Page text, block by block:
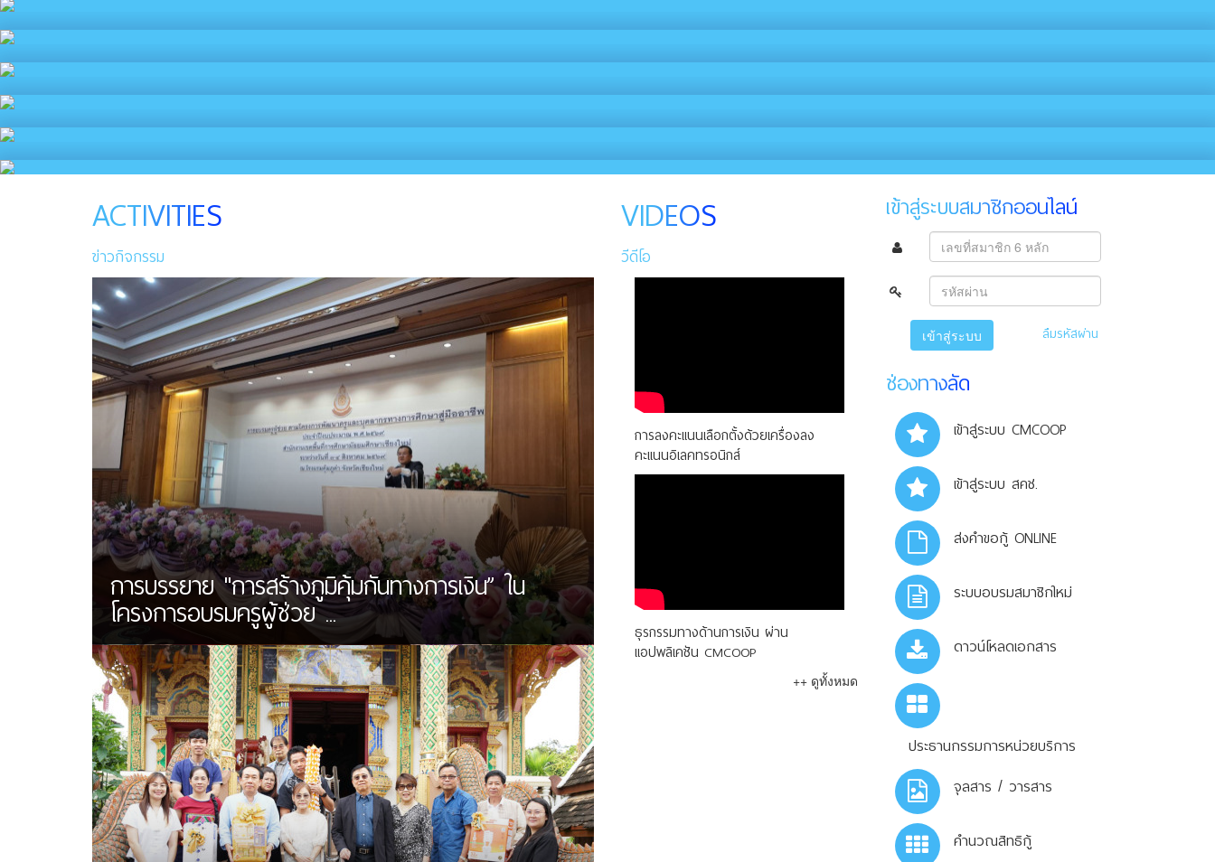
ACTIVITIES
ข่าวกิจกรรม
การบรรยาย "การสร้างภูมิคุ้มกันทางการเงิน” ใน
โครงการอบรมครูผู้ช่วย ...
VIDEOS
วีดีโอ
การลงคะแนนเลือกตั้งด้วยเครื่องลง
คะแนนอิเลคทรอนิกส์
ธุรกรรมทางด้านการเงิน ผ่าน
แอปพลิเคชัน CMCOOP
++ ดูทั้งหมด
เข้าสู่ระบบสมาชิกออนไลน์
เข้าสู่ระบบ ลืมรหัสผ่าน
ช่องทางลัด
เข้าสู่ระบบ CMCOOP
เข้าสู่ระบบ สคช.
ส่งคำขอกู้ ONLINE
ระบบอบรมสมาชิกใหม่
ดาวน์โหลดเอกสาร
ประธานกรรมการหน่วยบริการ
จุลสาร / วารสาร
คำนวณสิทธิกู้